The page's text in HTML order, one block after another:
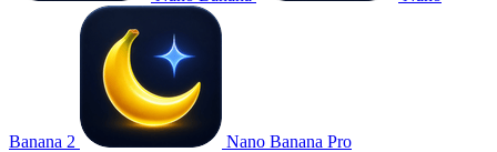
Banana 2
Nano Banana Pro